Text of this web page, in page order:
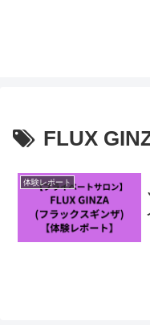
FLUX
体験レポート